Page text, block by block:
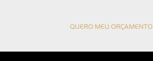
QUERO MEU ORÇAMENTO